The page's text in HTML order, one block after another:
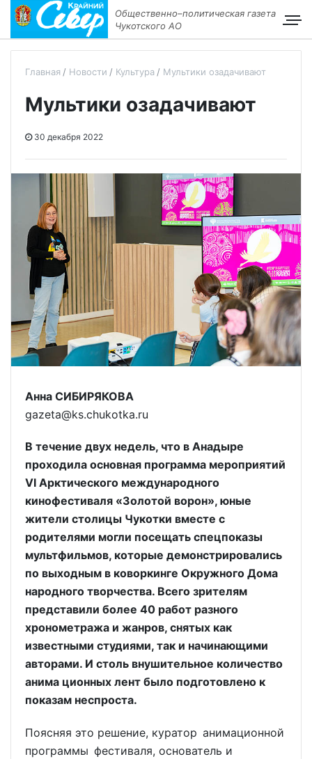
Общественно–политическая газета
Чукотского АО
Главная Новости Культура Мультики озадачивают
Мультики озадачивают
30 декабря 2022
Анна СИБИРЯКОВА
gazeta@ks.chukotka.ru
В течение двух недель, что в Анадыре
проходила основная программа мероприятий
VI Арктического международного
кинофестиваля «Золотой ворон», юные
жители столицы Чукотки вместе с
родителями могли посещать спецпоказы
мультфильмов, которые демонстрировались
по выходным в коворкинге Окружного Дома
народного творчества. Всего зрителям
представили более 40 работ разного
хронометража и жанров, снятых как
известными студиями, так и начинающими
авторами. И столь внушительное количество
анима ционных лент было подготовлено к
показам неспроста.
Поясняя это решение, куратор анимационной
программы фестиваля, основатель и